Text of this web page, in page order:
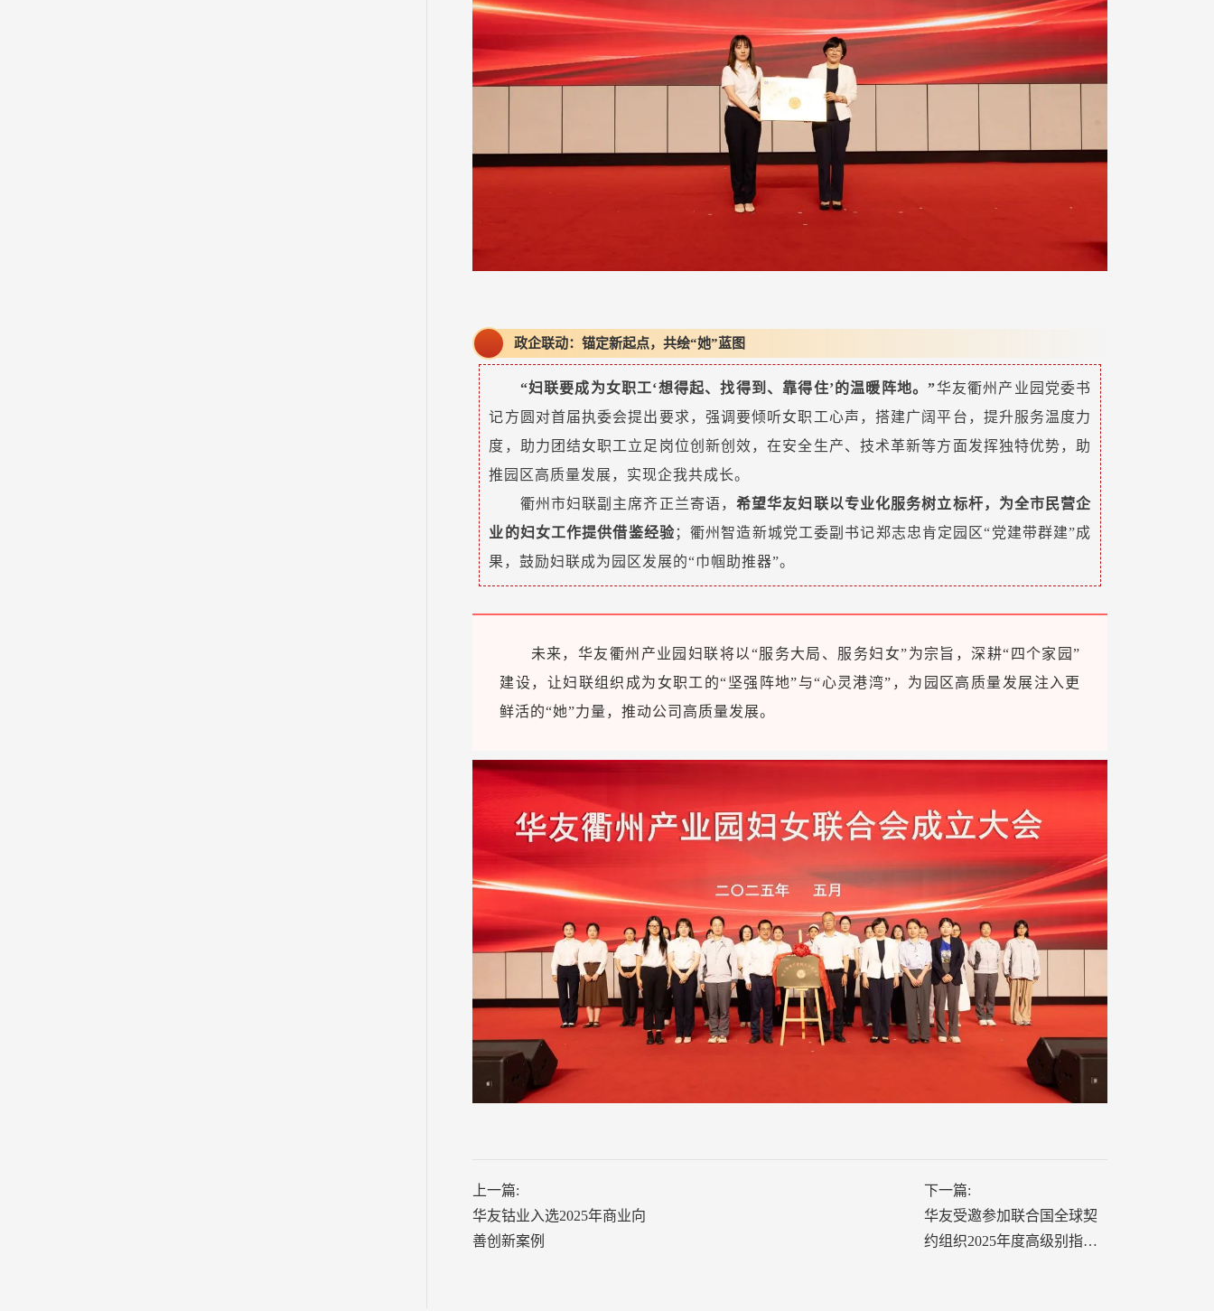
政企联动：锚定新起点，共绘“她”蓝图
“妇联要成为女职工‘想得起、找得到、靠得住’的温暖阵地。”华友衢州产业园党委书
记方圆对首届执委会提出要求，强调要倾听女职工心声，搭建广阔平台，提升服务温度力
度，助力团结女职工立足岗位创新创效，在安全生产、技术革新等方面发挥独特优势，助
推园区高质量发展，实现企我共成长。
衢州市妇联副主席齐正兰寄语，希望华友妇联以专业化服务树立标杆，为全市民营企
业的妇女工作提供借鉴经验；衢州智造新城党工委副书记郑志忠肯定园区“党建带群建”成
果，鼓励妇联成为园区发展的“巾帼助推器”。
未来，华友衢州产业园妇联将以“服务大局、服务妇女”为宗旨，深耕“四个家园”
建设，让妇联组织成为女职工的“坚强阵地”与“心灵港湾”，为园区高质量发展注入更
鲜活的“她”力量，推动公司高质量发展。
上一篇:
华友钴业入选2025年商业向
善创新案例
下一篇:
华友受邀参加联合国全球契
约组织2025年度高级别指导